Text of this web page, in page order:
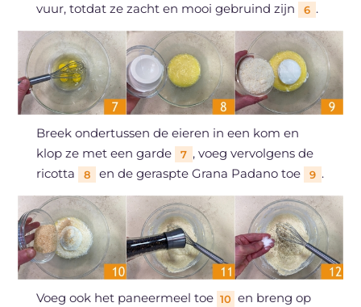
vuur, totdat ze zacht en mooi gebruind zijn
6 .
Breek ondertussen de eieren in een kom en
klop ze met een garde
7 , voeg vervolgens de
ricotta
8 en de geraspte Grana Padano toe 9 .
Voeg ook het paneermeel toe 10 en breng op